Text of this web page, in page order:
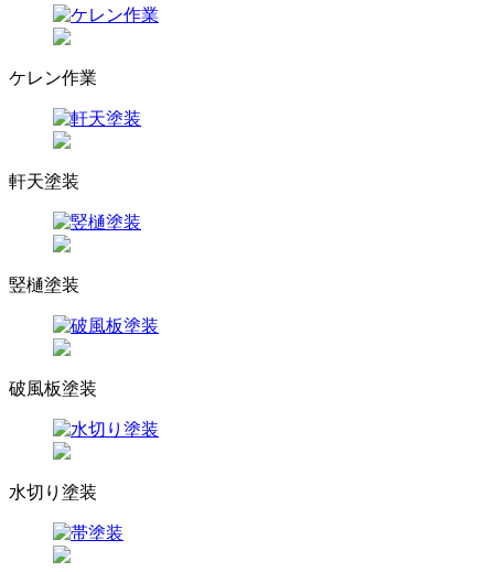
ケレン作業
軒天塗装
竪樋塗装
破風板塗装
水切り塗装